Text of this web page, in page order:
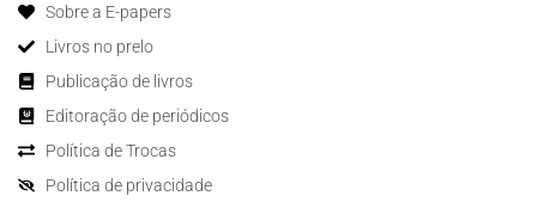
Sobre a E-papers
Livros no prelo
Publicação de livros
Editoração de periódicos
Política de Trocas
Política de privacidade